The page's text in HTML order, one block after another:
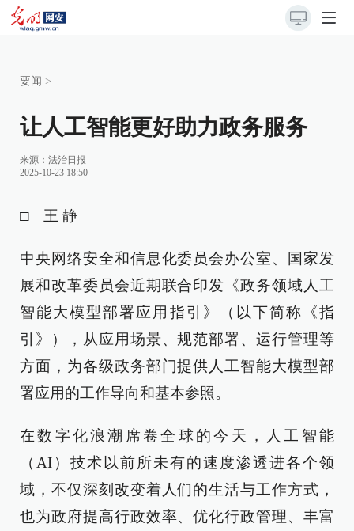
要闻 >
让人工智能更好助力政务服务
来源： 法治日报
2025-10-23 18:50
□ 王 静
中央网络安全和信息化委员会办公室、国家发
展和改革委员会近期联合印发《政务领域人工
智能大模型部署应用指引》（以下简称《指
引》），从应用场景、规范部署、运行管理等
方面，为各级政务部门提供人工智能大模型部
署应用的工作导向和基本参照。
在数字化浪潮席卷全球的今天，人工智能
（AI）技术以前所未有的速度渗透进各个领
域，不仅深刻改变着人们的生活与工作方式，
也为政府提高行政效率、优化行政管理、丰富